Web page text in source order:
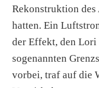
Rekonstruktion des
hatten. Ein
der Effekt, den Lori
sogenannten
vorbei, traf auf die